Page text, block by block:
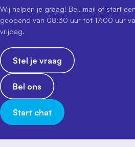
Wij helpen je graag! Bel, mail of start
geopend van 08:30 uur tot 17:00 uur
vrijdag.
Stel je vraag
Bel ons
Start chat